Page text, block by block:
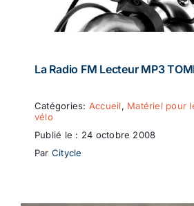
La Radio FM Lecteur MP3
Catégories: Accueil, Matériel pour
vélo
Publié le : 24 octobre 2008
Par Citycle